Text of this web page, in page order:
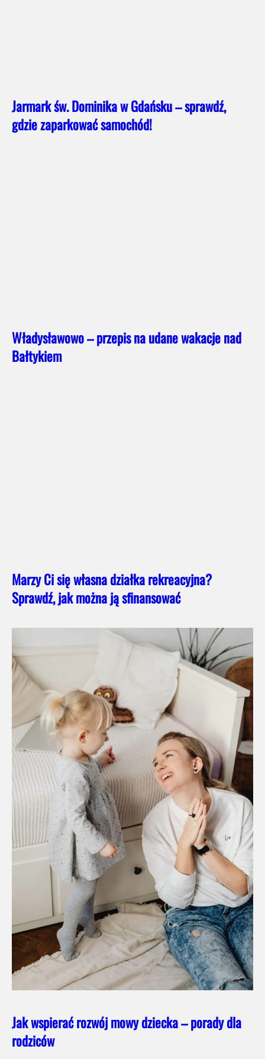
Jarmark św. Dominika w Gdańsku – sprawdź,
gdzie zaparkować samochód!
Władysławowo – przepis na udane wakacje nad
Bałtykiem
Marzy Ci się własna działka rekreacyjna?
Sprawdź, jak można ją sfinansować
Jak wspierać rozwój mowy dziecka – porady dla
rodziców